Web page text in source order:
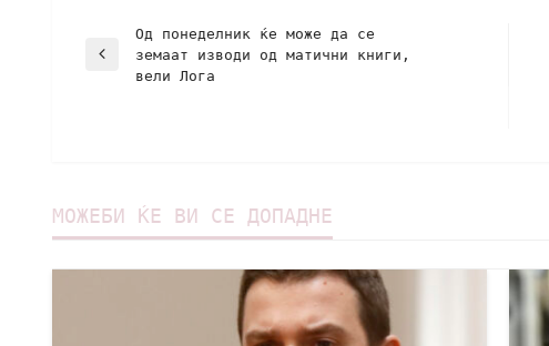
Од понеделник ќе може да се
земаат изводи од матични книги,
вели Лога
МОЖЕБИ ЌЕ ВИ СЕ ДОПАДНЕ